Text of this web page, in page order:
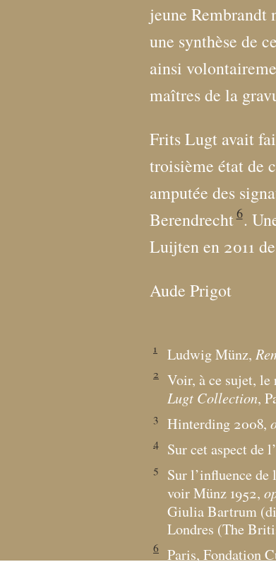
jeune Rembrandt
une synthèse de
ainsi
maîtres de la
Frits Lugt avait
troisième état de
amputée des
Berendrecht6.
Luijten en 2011
Aude Prigot
1 Ludwig Münz,
2 Voir, à ce sujet,
Lugt Collection,
3 Hinterding 2008,
4 Sur cet aspect de
5
Sur l’influence
voir Münz 1952,
Giulia Bartrum
Londres (The
6 Paris, Fondation